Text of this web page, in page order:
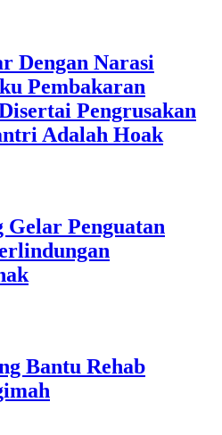
Dengan Narasi
Pembakaran
Pengrusakan
Adalah Hoak
Gelar Penguatan
Bantu Rehab